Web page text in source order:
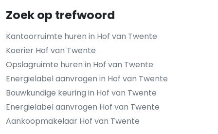
Zoek op trefwoord
Kantoorruimte huren in Hof van Twente
Koerier Hof van Twente
Opslagruimte huren in Hof van Twente
Energielabel aanvragen in Hof van Twente
Bouwkundige keuring in Hof van Twente
Energielabel aanvragen Hof van Twente
Aankoopmakelaar Hof van Twente